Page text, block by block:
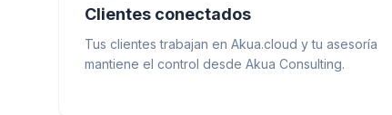
Clientes conectados
Tus clientes trabajan en Akua.cloud y tu asesoría
mantiene el control desde Akua Consulting.